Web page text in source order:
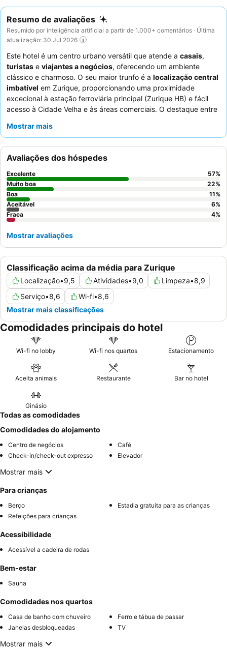
Resumo de avaliações
Resumido por inteligência artificial a partir de 1.000+ comentários · Última
atualização: 30 Jul 2026
Este hotel é um centro urbano versátil que atende a casais,
turistas e viajantes a negócios, oferecendo um ambiente
clássico e charmoso. O seu maior trunfo é a localização central
imbatível em Zurique, proporcionando uma proximidade
excecional à estação ferroviária principal (Zurique HB) e fácil
acesso à Cidade Velha e às áreas comerciais. O destaque entre
frequentemente apresenta entretenimento ao vivo e boa
pela sua simpatia excecional e o
almoçopela sua qualidade e variedade. Para uma estadia mais
tranquila, os hóspedes devem considerar solicitar um quarto
virado para o lado oposto à rua.
Mostrar mais
Classificação acima da média para Zurique
Localização•9,5 Atividades•9,0 Limpeza•8,9
Serviço•8,6 Wi-fi•8,6
Mostrar mais classificações
Avaliações dos hóspedes
Excelente 57%
Muito boa
22%
Boa
11%
Aceitável
6%
Fraca
4%
Mostrar avaliações
Comodidades principais do hotel
Wi-fi no lobby Wi-fi nos quartos Estacionamento
Aceita animais Restaurante Bar no hotel
Ginásio
Todas as comodidades
Comodidades do alojamento
Centro de negócios
Café
Check-in/check-out expresso
Elevador
Mostrar mais
Para crianças
Berço
Estadia gratuita para as crianças
Refeições para crianças
Acessibilidade
Acessível a cadeira de rodas
Bem-estar
Sauna
Comodidades nos quartos
Casa de banho com chuveiro
Ferro e tábua de passar
Janelas desbloqueadas
TV
Mostrar mais